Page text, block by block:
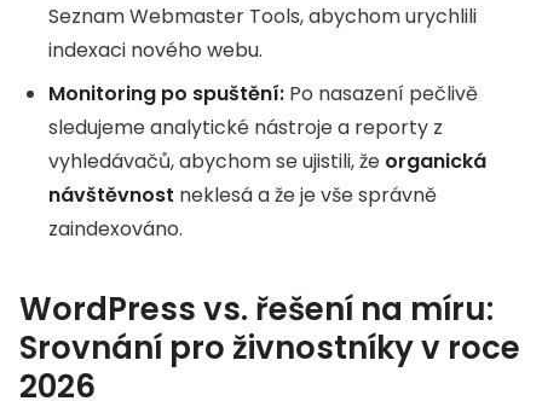
Seznam Webmaster Tools, abychom urychlili
indexaci nového webu.
Monitoring po spuštění: Po nasazení pečlivě
sledujeme analytické nástroje a reporty z
vyhledávačů, abychom se ujistili, že organická
návštěvnost neklesá a že je vše správně
zaindexováno.
WordPress vs. řešení na míru:
Srovnání pro živnostníky v roce
2026